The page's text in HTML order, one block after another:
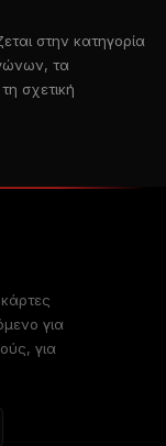
στην κατηγορία
τα
σχετική
για
για